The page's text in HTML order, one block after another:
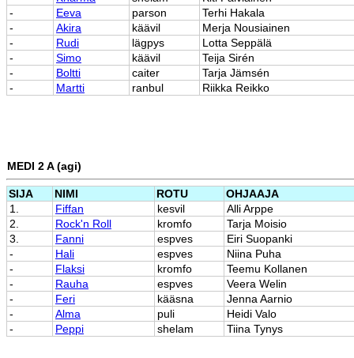
-
Eeva parson
Terhi Hakala
-
Akira käävil
Merja Nousiainen
-
Rudi lägpys
Lotta Seppälä
-
Simo käävil
Teija Sirén
-
Boltti caiter
Tarja Jämsén
-
Martti ranbul Riikka Reikko
MEDI 2 A (agi)
SIJA NIMI ROTU
OHJAAJA
1.
Fiffan kesvil
Alli Arppe
2.
Rock'n Roll kromfo
Tarja Moisio
3.
Fanni espves
Eiri Suopanki
-
Hali espves
Niina Puha
-
Flaksi kromfo
Teemu Kollanen
-
Rauha espves
Veera Welin
-
Feri kääsna
Jenna Aarnio
-
Alma puli
Heidi Valo
-
Peppi shelam Tiina Tynys